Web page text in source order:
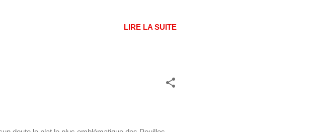
: 10 mn Cuisson : 30 mn Pour 8 personnesLIRE LA SUITE